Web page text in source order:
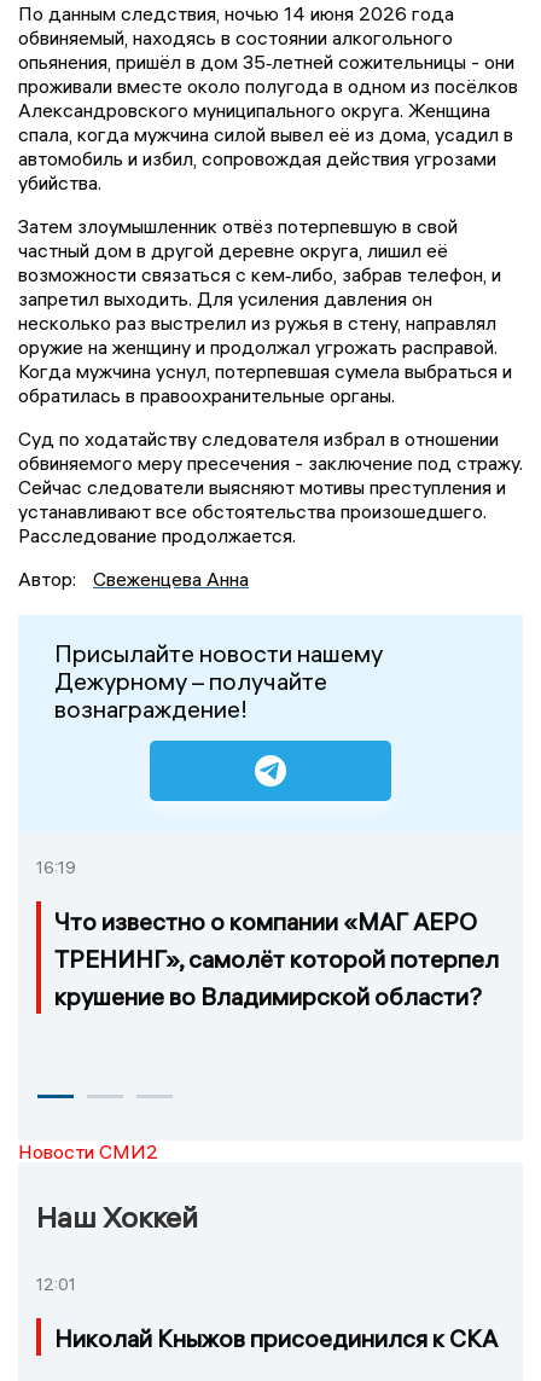
По данным следствия, ночью 14 июня 2026 года
обвиняемый, находясь в состоянии алкогольного
опьянения, пришёл в дом 35‑летней сожительницы - они
проживали вместе около полугода в одном из посёлков
Александровского муниципального округа. Женщина
спала, когда мужчина силой вывел её из дома, усадил в
автомобиль и избил, сопровождая действия угрозами
убийства.
Затем злоумышленник отвёз потерпевшую в свой
частный дом в другой деревне округа, лишил её
возможности связаться с кем‑либо, забрав телефон, и
запретил выходить. Для усиления давления он
несколько раз выстрелил из ружья в стену, направлял
оружие на женщину и продолжал угрожать расправой.
Когда мужчина уснул, потерпевшая сумела выбраться и
обратилась в правоохранительные органы.
Суд по ходатайству следователя избрал в отношении
обвиняемого меру пресечения - заключение под стражу.
Сейчас следователи выясняют мотивы преступления и
устанавливают все обстоятельства произошедшего.
Расследование продолжается.
Автор:
Свеженцева Анна
Присылайте новости нашему
Дежурному – получайте
вознаграждение!
16:19
Что известно о компании «МАГ АЕРО
ТРЕНИНГ», самолёт которой потерпел
крушение во Владимирской области?
Новости СМИ2
Наш Хоккей
12:01
Николай Кныжов присоединился к СКА